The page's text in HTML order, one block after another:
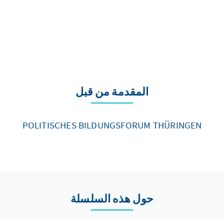
المقدمة من قبل
POLITISCHES BILDUNGSFORUM THÜRINGEN
حول هذه السلسلة